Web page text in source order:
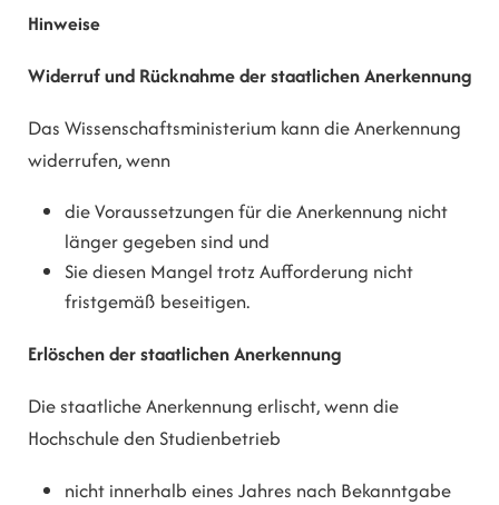
Hinweise
Widerruf und Rücknahme der staatlichen Anerkennung
Das Wissenschaftsministerium kann die Anerkennung
widerrufen, wenn
die Voraussetzungen für die Anerkennung nicht
länger gegeben sind und
Sie diesen Mangel trotz Aufforderung nicht
fristgemäß beseitigen.
Erlöschen der staatlichen Anerkennung
Die staatliche Anerkennung erlischt, wenn die
Hochschule den Studienbetrieb
nicht innerhalb eines Jahres nach Bekanntgabe